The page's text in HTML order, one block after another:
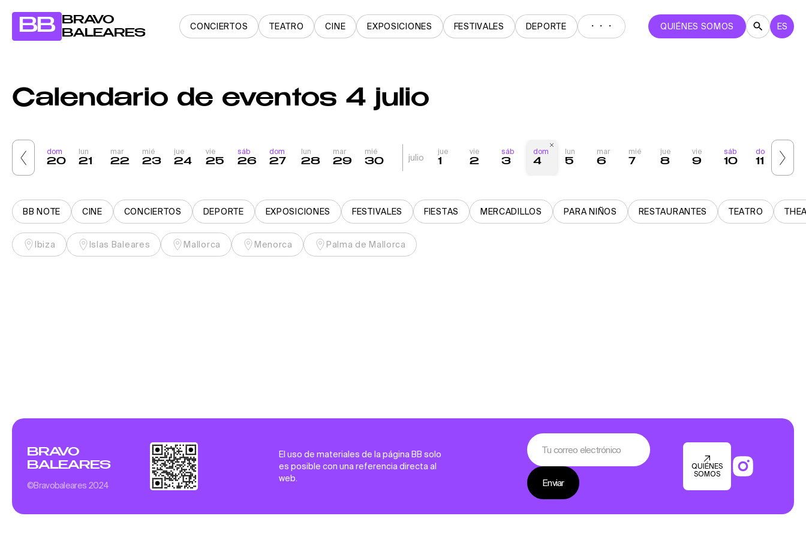
BB
BRAVO
BALEARES
CONCIERTOS TEATRO CINE EXPOSICIONES FESTIVALES DEPORTE ・・・ QUIÉNES SOMOS ES
Calendario de eventos 4 julio
sáb
19
dom
20
lun
21
mar
22
mié
23
jue
24
vie
25
sáb
26
dom
27
lun
28
mar
29
mié
30 julio
jue
1
vie
2
sáb
3
dom
4
lun
5
mar
6
mié
7
jue
8
vie
9
sáb
10
dom
11
BB NOTE CINE CONCIERTOS DEPORTE EXPOSICIONES FESTIVALES FIESTAS MERCADILLOS PARA NIÑOS RESTAURANTES TEATRO
Ibiza Islas Baleares Mallorca Menorca Palma de Mallorca
BRAVO
BALEARES
©Bravobaleares 2024
El uso de materiales de la página BB solo
es posible con una referencia directa al
web.
QUIÉNES
SOMOS